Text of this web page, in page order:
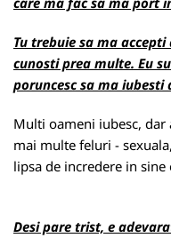
Tu trebuie sa ma
cunosti prea multe. Eu
poruncesc sa ma iubesti
Multi oameni iubesc, dar
mai multe feluri -
lipsa de incredere in sine
Desi pare trist, e